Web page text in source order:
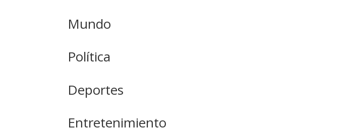
Mundo
Política
Deportes
Entretenimiento